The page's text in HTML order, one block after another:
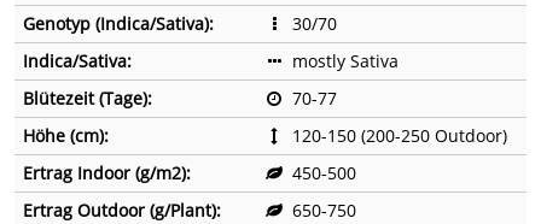
Genotyp (Indica/Sativa):
30/70
Indica/Sativa:
mostly Sativa
Blütezeit (Tage):
70-77
Höhe (cm):
120-150 (200-250 Outdoor)
Ertrag Indoor (g/m2):
450-500
Ertrag Outdoor (g/Plant):
650-750